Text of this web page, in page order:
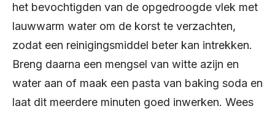
het bevochtigden van de opgedroogde vlek met
lauwwarm water om de korst te verzachten,
zodat een reinigingsmiddel beter kan intrekken.
Breng daarna een mengsel van witte azijn en
water aan of maak een pasta van baking soda en
laat dit meerdere minuten goed inwerken. Wees